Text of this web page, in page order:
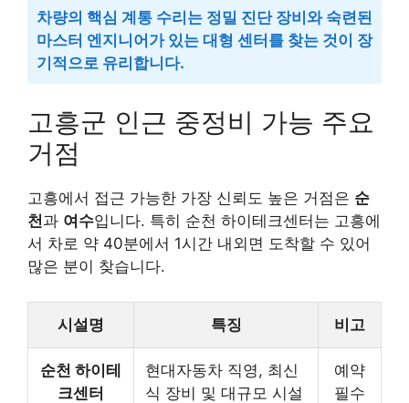
차량의 핵심 계통 수리는 정밀 진단 장비와 숙련된
마스터 엔지니어가 있는 대형 센터를 찾는 것이 장
기적으로 유리합니다.
고흥군 인근 중정비 가능 주요
거점
고흥에서 접근 가능한 가장 신뢰도 높은 거점은 순
천과 여수입니다. 특히 순천 하이테크센터는 고흥에
서 차로 약 40분에서 1시간 내외면 도착할 수 있어
많은 분이 찾습니다.
시설명 특징 비고
순천 하이테
크센터
현대자동차 직영, 최신
식 장비 및 대규모 시설
예약
필수